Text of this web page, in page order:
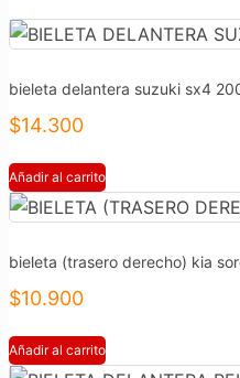
1994-
2014/MUSSO
1997-
2005/REXTON
2004-
2013
bieleta delantera suzuki sx4
$14.300
Añadir al carrito
bieleta (trasero derecho) kia
$10.900
Añadir al carrito